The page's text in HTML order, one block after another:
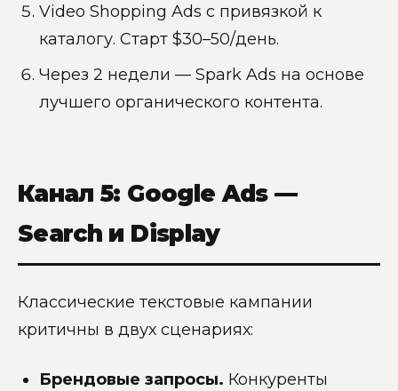
Video Shopping Ads с привязкой к
каталогу. Старт $30–50/день.
Через 2 недели — Spark Ads на основе
лучшего органического контента.
Канал 5: Google Ads —
Search и Display
Классические текстовые кампании
критичны в двух сценариях:
Брендовые запросы. Конкуренты